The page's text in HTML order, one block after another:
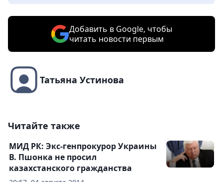
Добавить в Google, чтобы
читать новости первым
Татьяна Устинова
Читайте также
МИД РК: Экс-генпрокурор Украины
В. Пшонка не просил
казахстанского гражданства